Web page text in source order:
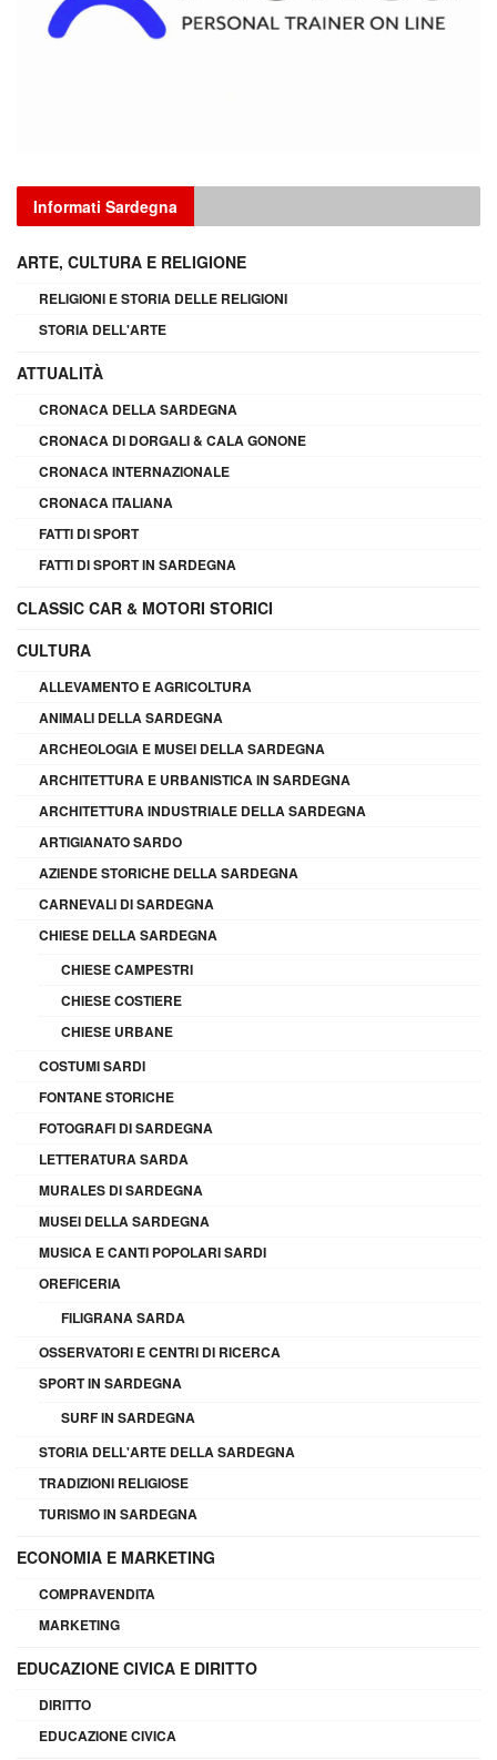
Informati Sardegna
ARTE, CULTURA E RELIGIONE
RELIGIONI E STORIA DELLE RELIGIONI
STORIA DELL'ARTE
ATTUALITÀ
CRONACA DELLA SARDEGNA
CRONACA DI DORGALI & CALA GONONE
CRONACA INTERNAZIONALE
CRONACA ITALIANA
FATTI DI SPORT
FATTI DI SPORT IN SARDEGNA
CLASSIC CAR & MOTORI STORICI
CULTURA
ALLEVAMENTO E AGRICOLTURA
ANIMALI DELLA SARDEGNA
ARCHEOLOGIA E MUSEI DELLA SARDEGNA
ARCHITETTURA E URBANISTICA IN SARDEGNA
ARCHITETTURA INDUSTRIALE DELLA SARDEGNA
ARTIGIANATO SARDO
AZIENDE STORICHE DELLA SARDEGNA
CARNEVALI DI SARDEGNA
CHIESE DELLA SARDEGNA
CHIESE CAMPESTRI
CHIESE COSTIERE
CHIESE URBANE
COSTUMI SARDI
FONTANE STORICHE
FOTOGRAFI DI SARDEGNA
LETTERATURA SARDA
MURALES DI SARDEGNA
MUSEI DELLA SARDEGNA
MUSICA E CANTI POPOLARI SARDI
OREFICERIA
FILIGRANA SARDA
OSSERVATORI E CENTRI DI RICERCA
SPORT IN SARDEGNA
SURF IN SARDEGNA
STORIA DELL'ARTE DELLA SARDEGNA
TRADIZIONI RELIGIOSE
TURISMO IN SARDEGNA
ECONOMIA E MARKETING
COMPRAVENDITA
MARKETING
EDUCAZIONE CIVICA E DIRITTO
DIRITTO
EDUCAZIONE CIVICA